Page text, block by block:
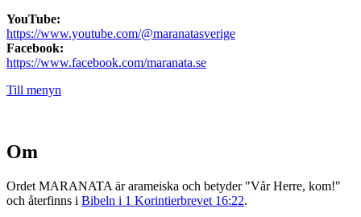
YouTube:
https://www.youtube.com/@maranatasverige
Facebook:
https://www.facebook.com/maranata.se
Till menyn
Om
Ordet MARANATA är arameiska och betyder "Vår Herre, kom!"
och återfinns i Bibeln i 1 Korintierbrevet 16:22.